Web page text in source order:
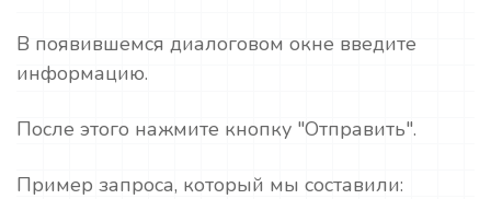
В появившемся диалоговом окне введите
информацию.
После этого нажмите кнопку "Отправить".
Пример запроса, который мы составили: